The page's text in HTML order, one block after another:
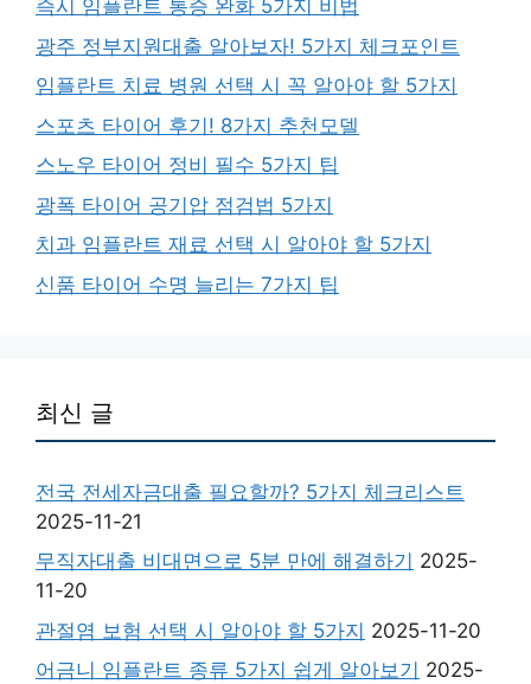
즉시 임플란트 통증 완화 5가지 비법
광주 정부지원대출 알아보자! 5가지 체크포인트
임플란트 치료 병원 선택 시 꼭 알아야 할 5가지
스포츠 타이어 후기! 8가지 추천모델
스노우 타이어 정비 필수 5가지 팁
광폭 타이어 공기압 점검법 5가지
치과 임플란트 재료 선택 시 알아야 할 5가지
신품 타이어 수명 늘리는 7가지 팁
최신 글
전국 전세자금대출 필요할까? 5가지 체크리스트
2025-11-21
무직자대출 비대면으로 5분 만에 해결하기 2025-
11-20
관절염 보험 선택 시 알아야 할 5가지 2025-11-20
어금니 임플란트 종류 5가지 쉽게 알아보기 2025-